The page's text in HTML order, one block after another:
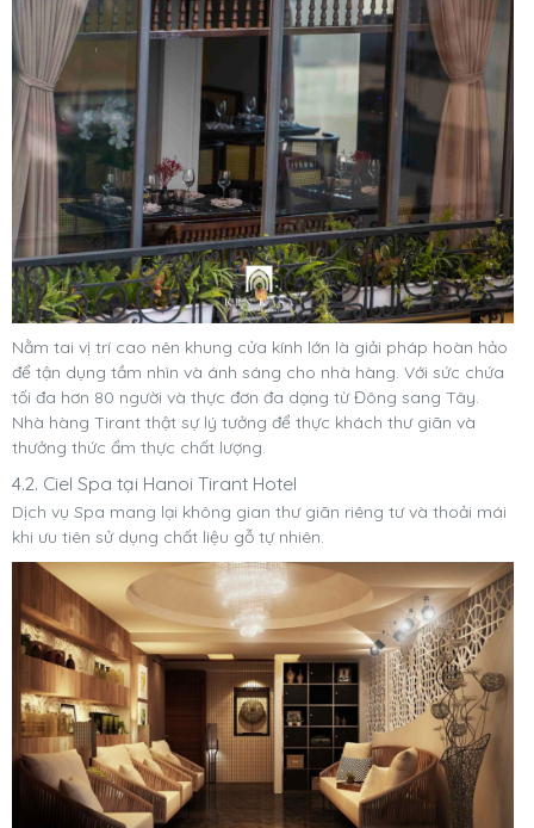
Nằm tai vị trí cao nên khung cửa kính lớn là giải pháp hoàn hảo
để tận dụng tầm nhìn và ánh sáng cho nhà hàng. Với sức chứa
tối đa hơn 80 người và thực đơn đa dạng từ Đông sang Tây.
Nhà hàng Tirant thật sự lý tưởng để thực khách thư giãn và
thưởng thức ẩm thực chất lượng.
4.2. Ciel Spa tại Hanoi Tirant Hotel
Dịch vụ Spa mang lại không gian thư giãn riêng tư và thoải mái
khi ưu tiên sử dụng chất liệu gỗ tự nhiên.